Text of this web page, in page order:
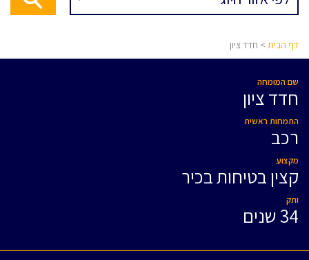
דף הבית > חדד ציון
שם המומחה
חדד ציון
התמחות ראשית
רכב
מקצוע
קצין בטיחות בכיר
ותק
34 שנים